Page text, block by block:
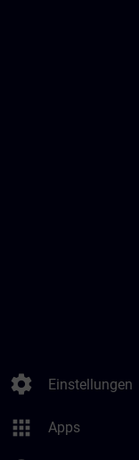
settings Einstellungen
apps Apps